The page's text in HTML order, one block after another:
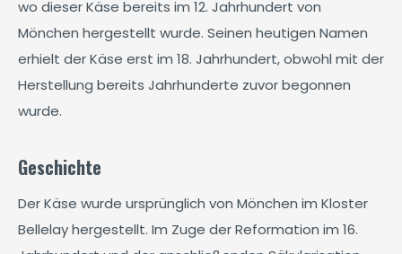
wo dieser Käse bereits im 12. Jahrhundert von
Mönchen hergestellt wurde. Seinen heutigen Namen
erhielt der Käse erst im 18. Jahrhundert, obwohl mit der
Herstellung bereits Jahrhunderte zuvor begonnen
wurde.
Geschichte
Der Käse wurde ursprünglich von Mönchen im Kloster
Bellelay hergestellt. Im Zuge der Reformation im 16.